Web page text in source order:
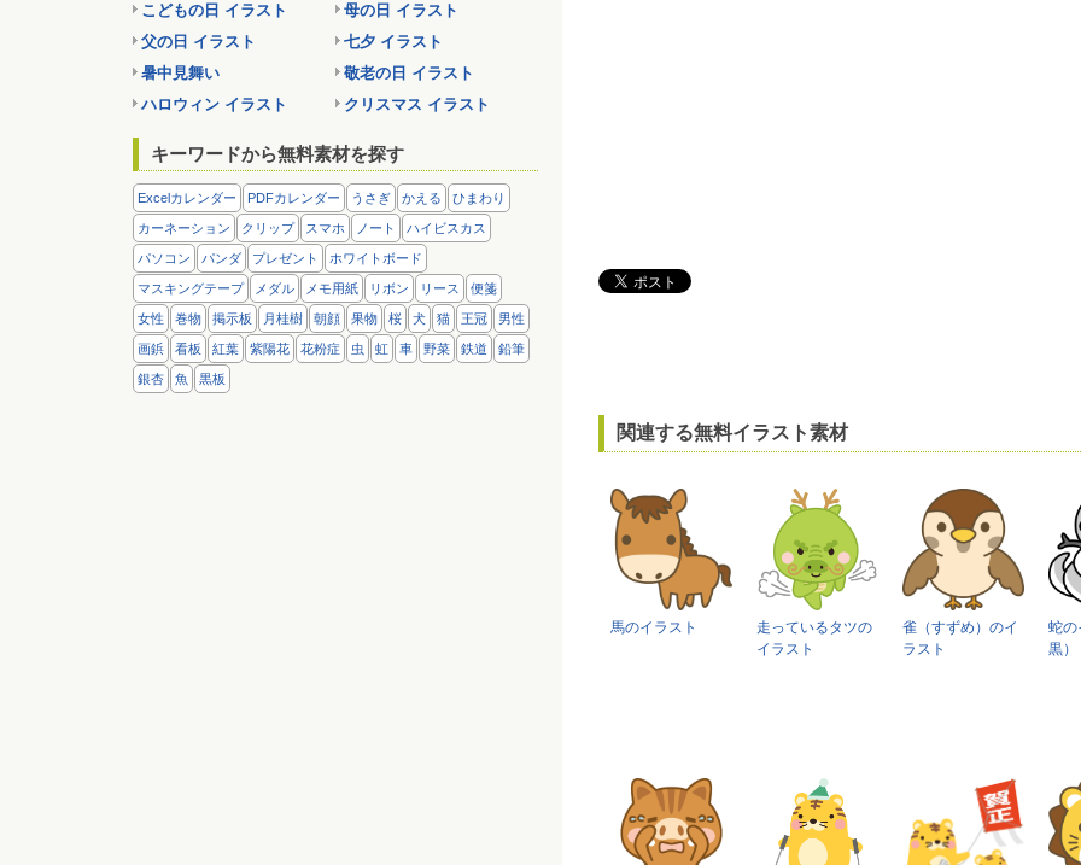
関連する無料イラスト素材
馬のイラスト
走っているタツの
イラスト
雀（すずめ）のイ
ラスト
蛇の
黒）
こどもの日 イラスト
母の日 イラスト
父の日 イラスト
七夕 イラスト
暑中見舞い
敬老の日 イラスト
ハロウィン イラスト
クリスマス イラスト
キーワードから無料素材を探す
Excelカレンダー PDFカレンダー うさぎ かえる ひまわり
カーネーション クリップ スマホ ノート ハイビスカス
パソコン パンダ プレゼント ホワイトボード
マスキングテープ メダル メモ用紙 リボン リース 便箋
女性 巻物 掲示板 月桂樹 朝顔 果物 桜 犬 猫 王冠 男性
画鋲 看板 紅葉 紫陽花 花粉症 虫 虹 車 野菜 鉄道 鉛筆
銀杏 魚 黒板